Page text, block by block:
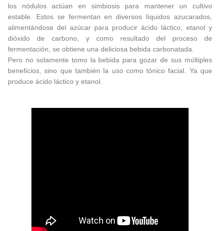
los nódulos actúan en simbiosis para mantener un cultivo
estable. Estos se fermentan en diversos líquidos azucarados,
alimentándose del azúcar para producir ácido láctico, etanol y
dióxido de carbono, y como resultado del proceso de
fermentación, se obtiene una deliciosa bebida carbonatada.
Pero no solamente tomo la bebida para gozar de sus múltiples
beneficios, sino que también la uso como tónico facial. Ya que
produce ácido láctico y etanol.